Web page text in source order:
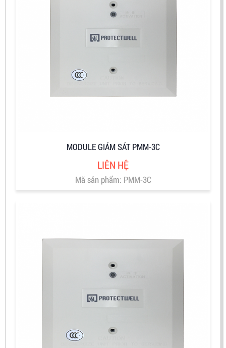
MODULE GIÁM SÁT PMM-3C
LIÊN HỆ
Mã sản phẩm: PMM-3C